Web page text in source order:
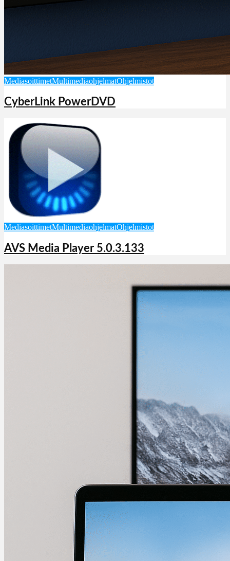
MediasoittimetMultimediaohjelmatOhjelmistot
CyberLink PowerDVD
MediasoittimetMultimediaohjelmatOhjelmistot
AVS Media Player 5.0.3.133